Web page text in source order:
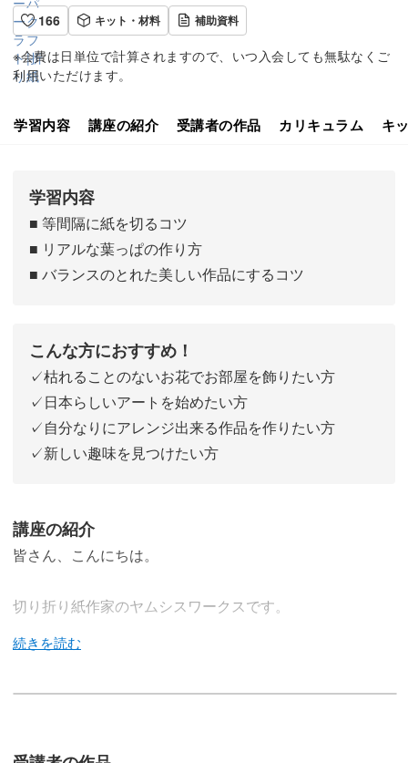
166
キット・材料 補助資料
※会費は日単位で計算されますので、いつ入会しても無駄なくご
利用いただけます。
学習内容 講座の紹介 受講者の作品 カリキュラム キ
学習内容
■ 等間隔に紙を切るコツ
■ リアルな葉っぱの作り方
■ バランスのとれた美しい作品にするコツ
こんな方におすすめ！
✓枯れることのないお花でお部屋を飾りたい方
✓日本らしいアートを始めたい方
✓自分なりにアレンジ出来る作品を作りたい方
✓新しい趣味を見つけたい方
講座の紹介
皆さん、こんにちは。
切り折り紙作家のヤムシスワークスです。
今回は寒い季節にも美しい花を咲かせる寒椿の作り方をお